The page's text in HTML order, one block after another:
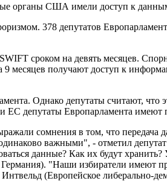
органы США имели доступ к
378 депутатов
сроком на девять месяцев.
месяцев получают доступ к
Однако депутаты считают, что
ЕС депутаты Европарламента
сомнения в том, что
важными", - отметил
данные? Как их будут
"Наши избиратели имеют
(Европейское либерально-